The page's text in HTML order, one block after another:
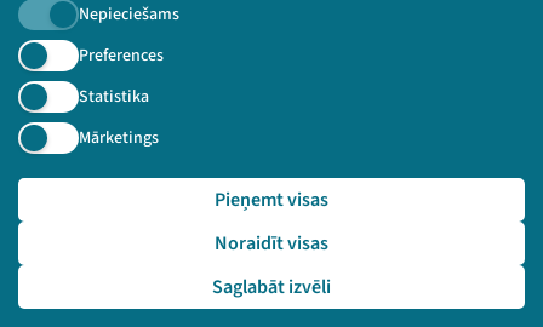
Nepieciešams
Preferences
Statistika
Mārketings
Saglabāt izvēli
Noraidīt visas
Pieņemt visas
Piesakies jaunumiem!
Nepalaid garām aktuālāko informāciju!
Pieteikties
🔗 https://festivalslampa.lv/lv/dalibnieki/6318